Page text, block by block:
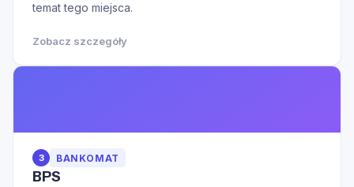
temat tego miejsca.
Zobacz szczegóły
3 BANKOMAT
BPS